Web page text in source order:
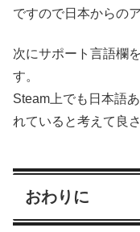
ですので日本からの
次にサポート言語欄
す。
Steam上でも日本語
れていると考えて良
おわりに